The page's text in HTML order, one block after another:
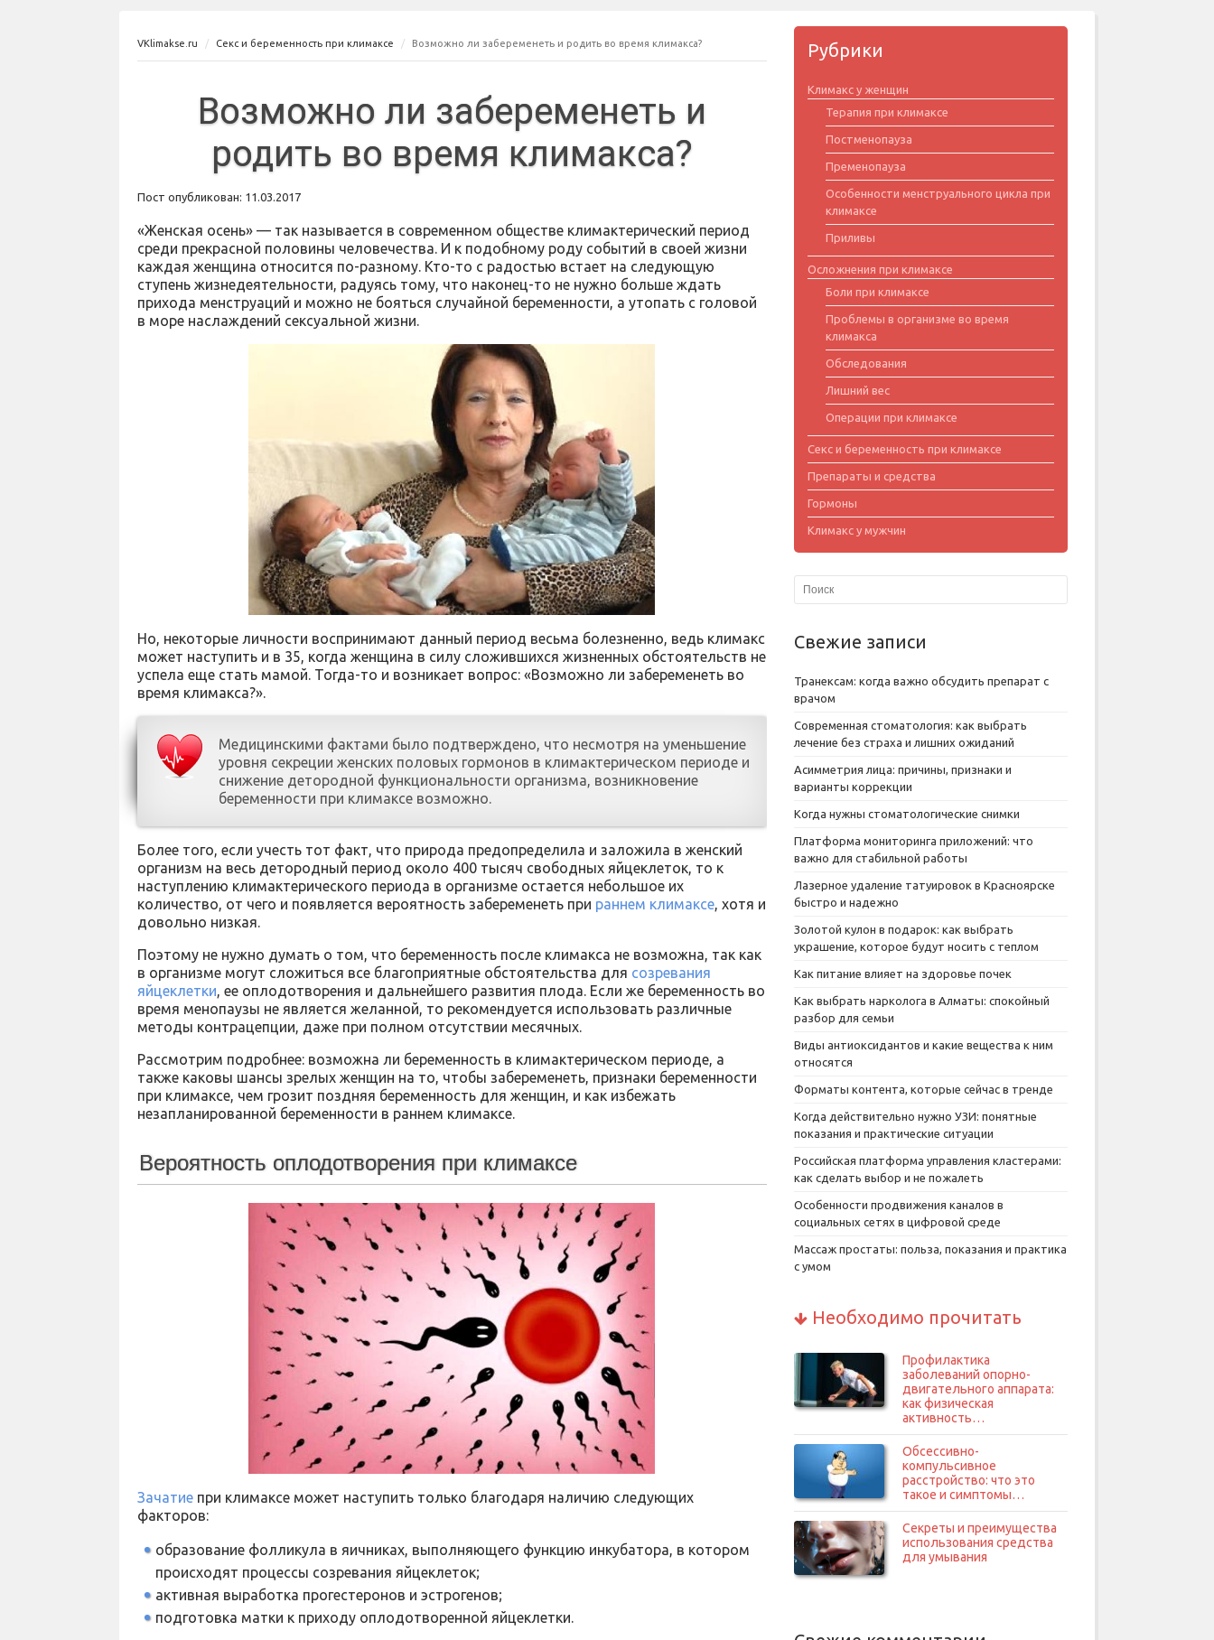
VKlimakse.ru Секс и беременность при климаксе Возможно ли забеременеть и родить во время климакса?
Возможно ли забеременеть и
родить во время климакса?
Пост опубликован: 11.03.2017
«Женская осень» — так называется в современном обществе климактерический период
среди прекрасной половины человечества. И к подобному роду событий в своей жизни
каждая женщина относится по-разному. Кто-то с радостью встает на следующую
ступень жизнедеятельности, радуясь тому, что наконец-то не нужно больше ждать
прихода менструаций и можно не бояться случайной беременности, а утопать с головой
в море наслаждений сексуальной жизни.
Но, некоторые личности воспринимают данный период весьма болезненно, ведь климакс
может наступить и в 35, когда женщина в силу сложившихся жизненных обстоятельств не
успела еще стать мамой. Тогда-то и возникает вопрос: «Возможно ли забеременеть во
время климакса?».
Медицинскими фактами было подтверждено, что несмотря на уменьшение
уровня секреции женских половых гормонов в климактерическом периоде и
снижение детородной функциональности организма, возникновение
беременности при климаксе возможно.
Более того, если учесть тот факт, что природа предопределила и заложила в женский
организм на весь детородный период около 400 тысяч свободных яйцеклеток, то к
наступлению климактерического периода в организме остается небольшое их
количество, от чего и появляется вероятность забеременеть при раннем климаксе, хотя и
довольно низкая.
Поэтому не нужно думать о том, что беременность после климакса не возможна, так как
в организме могут сложиться все благоприятные обстоятельства для созревания
яйцеклетки, ее оплодотворения и дальнейшего развития плода. Если же беременность во
время менопаузы не является желанной, то рекомендуется использовать различные
методы контрацепции, даже при полном отсутствии месячных.
Рассмотрим подробнее: возможна ли беременность в климактерическом периоде, а
также каковы шансы зрелых женщин на то, чтобы забеременеть, признаки беременности
при климаксе, чем грозит поздняя беременность для женщин, и как избежать
незапланированной беременности в раннем климаксе.
Вероятность оплодотворения при климаксе
Зачатие при климаксе может наступить только благодаря наличию следующих
факторов:
образование фолликула в яичниках, выполняющего функцию инкубатора, в котором
происходят процессы созревания яйцеклеток;
активная выработка прогестеронов и эстрогенов;
подготовка матки к приходу оплодотворенной яйцеклетки.
Рубрики
Климакс у женщин
Терапия при климаксе
Постменопауза
Пременопауза
Особенности менструального цикла при
климаксе
Приливы
Осложнения при климаксе
Боли при климаксе
Проблемы в организме во время
климакса
Обследования
Лишний вес
Операции при климаксе
Секс и беременность при климаксе
Препараты и средства
Гормоны
Климакс у мужчин
Свежие записи
Транексам: когда важно обсудить препарат с
врачом
Современная стоматология: как выбрать
лечение без страха и лишних ожиданий
Асимметрия лица: причины, признаки и
варианты коррекции
Когда нужны стоматологические снимки
Платформа мониторинга приложений: что
важно для стабильной работы
Лазерное удаление татуировок в Красноярске
быстро и надежно
Золотой кулон в подарок: как выбрать
украшение, которое будут носить с теплом
Как питание влияет на здоровье почек
Как выбрать нарколога в Алматы: спокойный
разбор для семьи
Виды антиоксидантов и какие вещества к ним
относятся
Форматы контента, которые сейчас в тренде
Когда действительно нужно УЗИ: понятные
показания и практические ситуации
Российская платформа управления кластерами:
как сделать выбор и не пожалеть
Особенности продвижения каналов в
социальных сетях в цифровой среде
Массаж простаты: польза, показания и практика
с умом
Необходимо прочитать
Профилактика
заболеваний опорно-
двигательного аппарата:
как физическая
активность…
Обсессивно-
компульсивное
расстройство: что это
такое и симптомы…
Секреты и преимущества
использования средства
для умывания